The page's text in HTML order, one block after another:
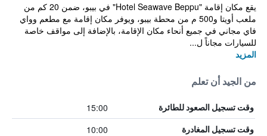
يقع مكان إقامة "Hotel Seawave Beppu" في بيبو، ضمن 20 كم من
ملعب أويتا و500 م من محطة بيبو، ويوفر مكان إقامة مع مطعم وواي
فاي مجاني في جميع أنحاء مكان الإقامة، بالإضافة إلى مواقف خاصة
للسيارات مجاناً ل...
المزيد
من الجيد أن تعلم
وقت تسجيل الصعود للطائرة 15:00
وقت تسجيل المغادرة 10:00